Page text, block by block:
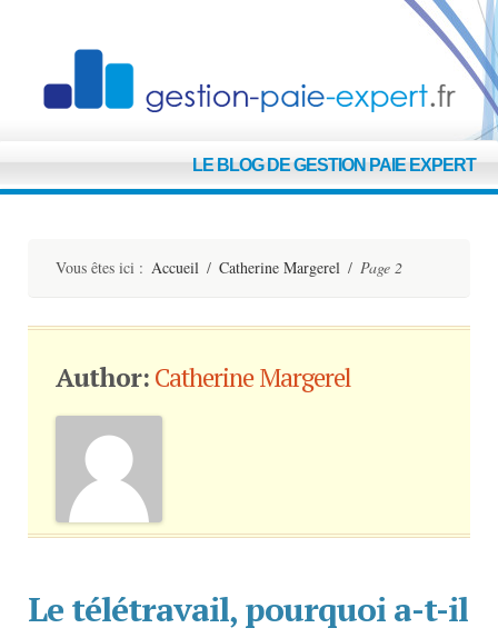
LE BLOG DE GESTION PAIE EXPERT
Vous êtes ici : Accueil / Catherine Margerel / Page 2
Author:Catherine Margerel
Le télétravail, pourquoi a-t-il